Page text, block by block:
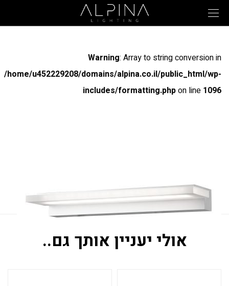
Warning: Array to string conversion in
/home/u452229208/domains/alpina.co.il/public_html/wp-
includes/formatting.phpon line 1096
12W
70123-4
20W
2000LM
אולי יעניין אותך גם..